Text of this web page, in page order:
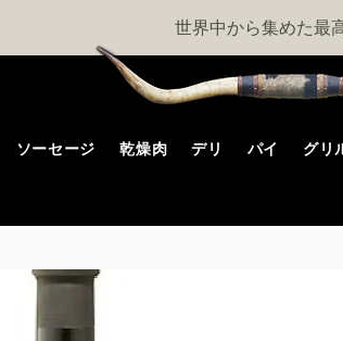
世界中から集めた最
ソーセージ 乾燥肉 デリ パイ グリ